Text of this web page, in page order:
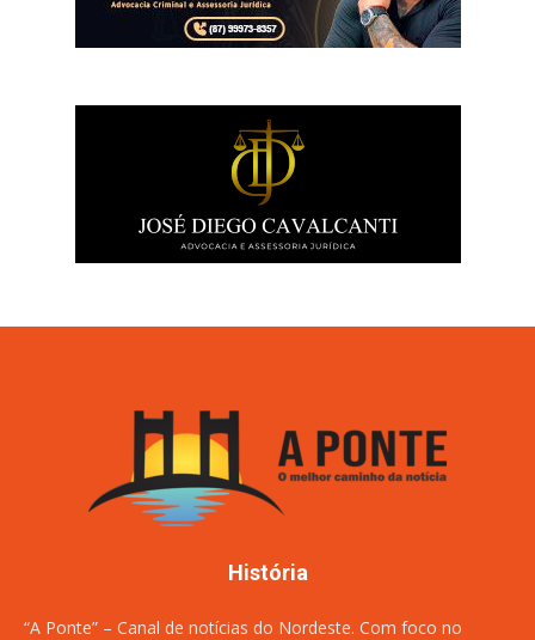
História
“A Ponte” – Canal de notícias do Nordeste. Com foco no